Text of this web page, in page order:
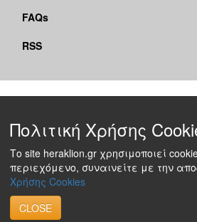
FAQs
RSS
Πολιτική Χρήσης
Το site heraklion.gr χρησιμοποιεί
περιεχόμενο, συναινείτε με την
Χρήσης Cookies
CLOSE